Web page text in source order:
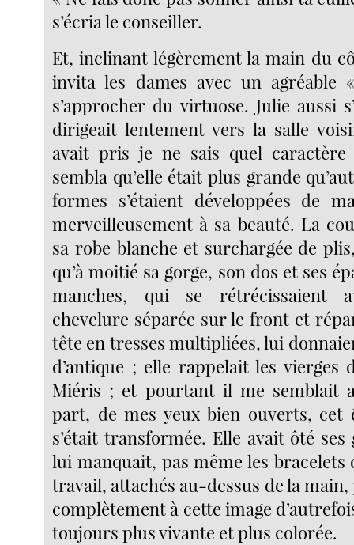
s’écria le conseiller.
Et, inclinant légèrement la main du
invita les dames avec un agréable
s’approcher du virtuose. Julie aussi
dirigeait lentement vers la salle
avait pris je ne sais quel
sembla qu’elle était plus grande
formes s’étaient développées de
merveilleusement à sa beauté. La
sa robe blanche et surchargée de
qu’à moitié sa gorge, son dos et ses
manches, qui se rétrécissaient
chevelure séparée sur le front et
tête en tresses multipliées, lui
d’antique ; elle rappelait les vierges
Miéris ; et pourtant il me semblait
part, de mes yeux bien ouverts, cet
s’était transformée. Elle avait ôté
lui manquait, pas même les bracelets
travail, attachés au-dessus de la
complètement à cette image
toujours plus vivante et plus colorée.